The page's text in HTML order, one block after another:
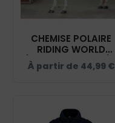
CHEMISE POLAIRE
RIDING WORLD
(AVEC ATTACHES) -
AB.EQUITATION -
À partir de 44,99 €